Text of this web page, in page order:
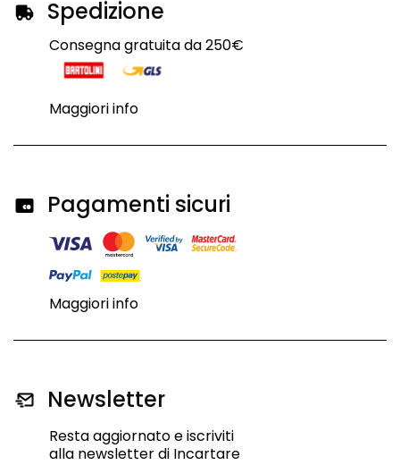
Spedizione
Consegna gratuita da 250€
Maggiori info
Pagamenti sicuri
Maggiori info
Newsletter
Resta aggiornato e iscriviti
alla newsletter di Incartare